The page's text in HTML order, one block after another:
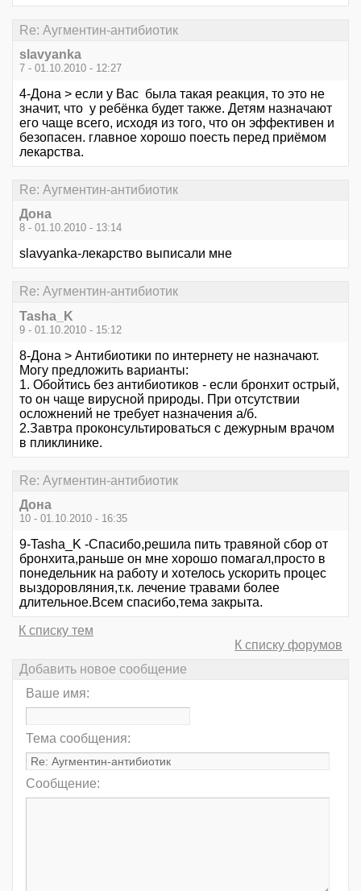
Re: Аугментин-антибиотик
slavyanka
7 - 01.10.2010 - 12:27
4-Дона > если у Вас была такая реакция, то это не
значит, что у ребёнка будет также. Детям назначают
его чаще всего, исходя из того, что он эффективен и
безопасен. главное хорошо поесть перед приёмом
лекарства.
Re: Аугментин-антибиотик
Дона
8 - 01.10.2010 - 13:14
slavyanka-лекарство выписали мне
Re: Аугментин-антибиотик
Tasha_K
9 - 01.10.2010 - 15:12
8-Дона > Антибиотики по интернету не назначают.
Могу предложить варианты:
1. Обойтись без антибиотиков - если бронхит острый,
то он чаще вирусной природы. При отсутствии
осложнений не требует назначения а/б.
2.Завтра проконсультироваться с дежурным врачом
в пликлинике.
Re: Аугментин-антибиотик
Дона
10 - 01.10.2010 - 16:35
9-Tasha_K -Спасибо,решила пить травяной сбор от
бронхита,раньше он мне хорошо помагал,просто в
понедельник на работу и хотелось ускорить процес
выздоровляния,т.к. лечение травами более
длительное.Всем спасибо,тема закрыта.
К списку тем
К списку форумов
Добавить новое сообщение
Ваше имя:
Тема сообщения:
Сообщение: